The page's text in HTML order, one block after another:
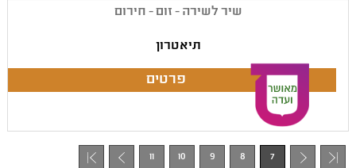
שיר לשירה - זום - חירום
תיאטרון
7
8
9
10
11